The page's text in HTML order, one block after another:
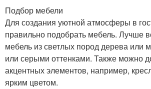
Подбор мебели
Для создания уютной атмосферы в
правильно подобрать мебель. Лучше
мебель из светлых пород дерева или
или серыми оттенками. Также можно
акцентных элементов, например,
ярким цветом.